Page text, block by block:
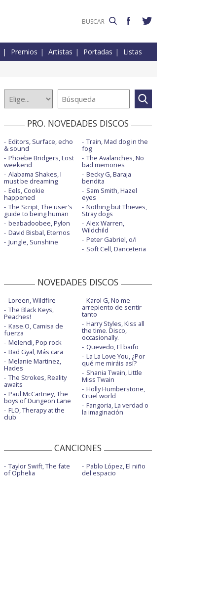
Premios Artistas Portadas Listas
PRO. NOVEDADES DISCOS
Editors, Surface, echo
& sound
Phoebe Bridgers, Lost
weekend
Alabama Shakes, I
must be dreaming
Eels, Cookie
happened
The Script, The user's
guide to being human
beabadoobee, Pylon
David Bisbal, Eternos
Jungle, Sunshine
Train, Mad dog in the
fog
The Avalanches, No
bad memories
Becky G, Baraja
bendita
Sam Smith, Hazel
eyes
Nothing but Thieves,
Stray dogs
Alex Warren,
Wildchild
Peter Gabriel, o/i
Soft Cell, Danceteria
NOVEDADES DISCOS
Loreen, Wildfire
The Black Keys,
Peaches!
Kase.O, Camisa de
fuerza
Melendi, Pop rock
Bad Gyal, Más cara
Melanie Martinez,
Hades
The Strokes, Reality
awaits
Paul McCartney, The
boys of Dungeon Lane
FLO, Therapy at the
club
Karol G, No me
arrepiento de sentir
tanto
Harry Styles, Kiss all
the time. Disco,
occasionally.
Quevedo, El baifo
La La Love You, ¿Por
qué me miráis así?
Shania Twain, Little
Miss Twain
Holly Humberstone,
Cruel world
Fangoria, La verdad o
la imaginación
CANCIONES
Taylor Swift, The fate
of Ophelia
Pablo López, El niño
del espacio